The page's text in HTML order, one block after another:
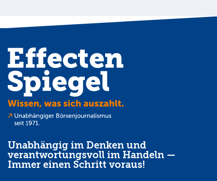
Unabhängig im Denken und
verantwortungsvoll im Handeln —
Immer einen Schritt voraus!